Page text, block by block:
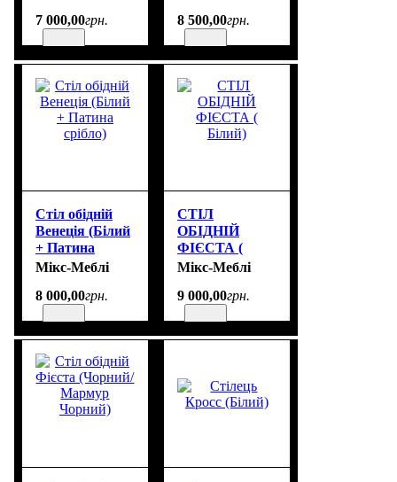
7 000,00грн.
8 500,00грн.
Стіл обідній
Венеція (Білий
+ Патина
срібло)
Мікс-Меблі
8 000,00грн.
СТІЛ
ОБІДНІЙ
ФІЄСТА (
Білий)
Мікс-Меблі
9 000,00грн.